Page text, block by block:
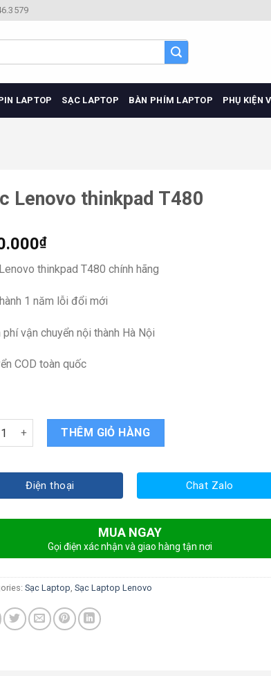
LAPTOP SẠC LAPTOP BÀN PHÍM LAPTOP PHỤ KIỆN
Lenovo thinkpad T480
₫
thinkpad T480 chính hãng
1 năm lỗi đổi mới
phí vận chuyển nội thành Hà Nội
COD toàn quốc
Lenovo thinkpad T480 quantity
THÊM GIỎ HÀNG
Điện thoại Chat Zalo
MUA NGAY
Gọi điện xác nhận và giao hàng tận nơi
Sạc Laptop, Sạc Laptop Lenovo